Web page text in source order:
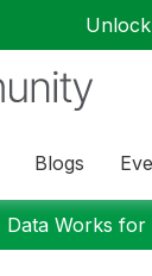
Blogs
Data Works